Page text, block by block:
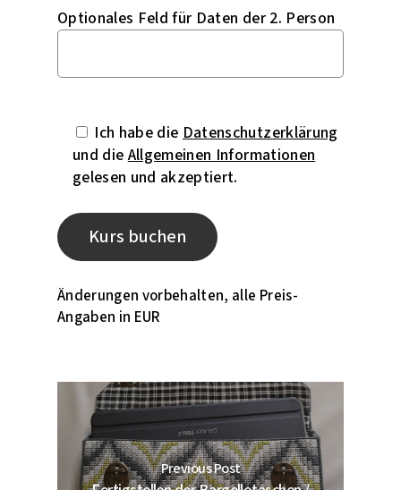
Optionales Feld für Daten der 2. Person
Ich habe dieDatenschutzerklärung
und dieAllgemeinen Informationen
gelesen und akzeptiert.
Änderungen vorbehalten, alle Preis-
Angaben in EUR
Previous Post